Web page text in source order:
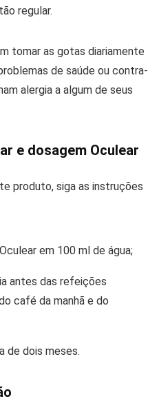
regular.
tomar as gotas diariamente
de saúde ou contra-
alergia a algum de seus
e dosagem Oculear
produto, siga as instruções
em 100 ml de água;
antes das refeições
café da manhã e do
de dois meses.